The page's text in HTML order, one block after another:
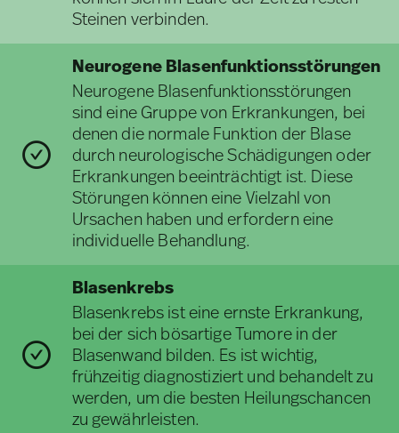
Steinen verbinden.
Neurogene Blasenfunktionsstörungen
Neurogene Blasenfunktionsstörungen
sind eine Gruppe von Erkrankungen, bei
denen die normale Funktion der Blase
durch neurologische Schädigungen oder
Erkrankungen beeinträchtigt ist. Diese
Störungen können eine Vielzahl von
Ursachen haben und erfordern eine
individuelle Behandlung.
Blasenkrebs
Blasenkrebs ist eine ernste Erkrankung,
bei der sich bösartige Tumore in der
Blasenwand bilden. Es ist wichtig,
frühzeitig diagnostiziert und behandelt zu
werden, um die besten Heilungschancen
zu gewährleisten.